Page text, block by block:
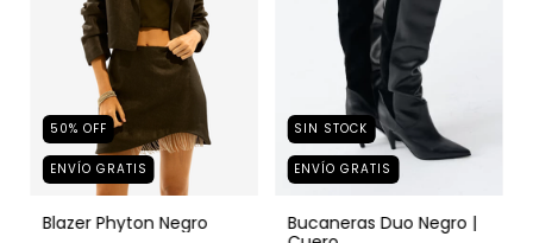
50% OFF
ENVÍO GRATIS
Blazer Phyton Negro
SIN STOCK
ENVÍO GRATIS
Bucaneras Duo Negro |